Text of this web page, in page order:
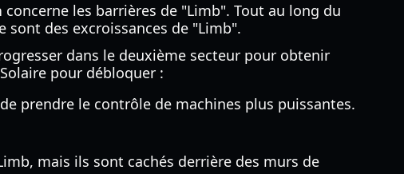
concerne les barrières de "Limb". Tout au long du
des excroissances de "Limb".
dans le deuxième secteur pour obtenir
pour débloquer :
prendre le contrôle de machines plus puissantes.
mais ils sont cachés derrière des murs de